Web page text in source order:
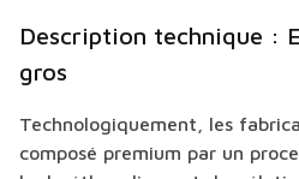
Description technique :
gros
Technologiquement, les
composé premium par un